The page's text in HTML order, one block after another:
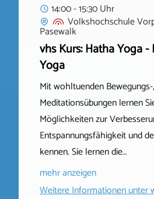
14:00 - 15:30 Uhr
Volkshochschule
Pasewalk
vhs Kurs: Hatha Yoga
Yoga
Mit wohltuenden
Meditationsübungen lernen
Möglichkeiten zur
Entspannungsfähigkeit und
kennen. Sie lernen die…
mehr anzeigen
Weitere Informationen unter